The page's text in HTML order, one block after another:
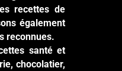
recettes de
également
reconnues.
santé et
chocolatier,